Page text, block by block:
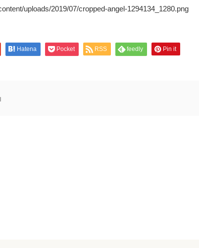
uploads/2019/07/cropped-angel-1294134_1280.png
Hatena Pocket RSS feedly Pin it